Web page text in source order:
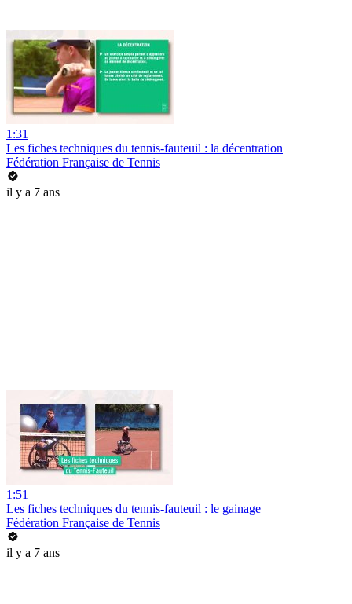
1:31
Les fiches techniques du tennis-fauteuil : la décentration
Fédération Française de Tennis
il y a 7 ans
1:51
Les fiches techniques du tennis-fauteuil : le gainage
Fédération Française de Tennis
il y a 7 ans